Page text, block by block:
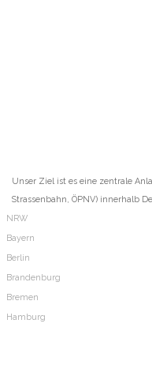
Unser Ziel ist es eine zentrale
Strassenbahn, ÖPNV) innerhalb
NRW
Bayern
Berlin
Brandenburg
Bremen
Hamburg